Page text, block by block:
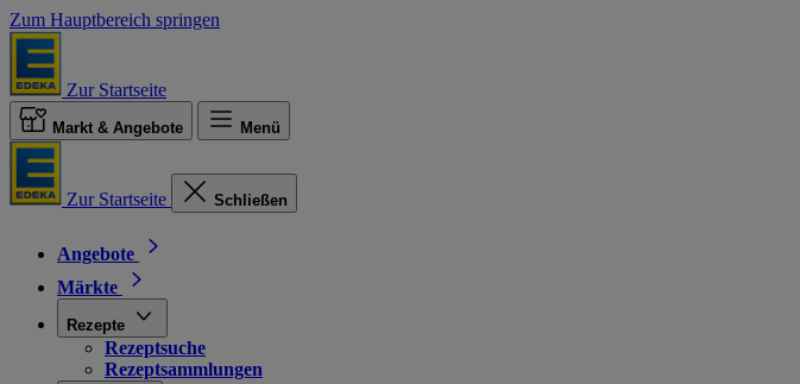
Zum Hauptbereich springen
Zur Startseite
Markt & Angebote Menü
Zur Startseite Schließen
Angebote
Märkte
Rezepte
Rezeptsuche
Rezeptsammlungen